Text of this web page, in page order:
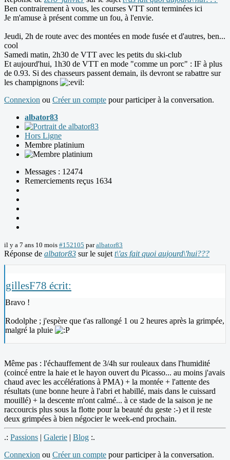
Ben contrairement à vous, les courses VTT sont terminées ici
Je m'amuse à présent comme un fou, à l'envie.
Jeudi, 2h de route avec des montées en mode fusée et d'autres, ben...
cool
Samedi matin, 2h30 de VTT avec les petits du ski-club
Et aujourd'hui, 1h30 de VTT en mode "comme un porc" : IF à plus
de 0.93. Si des chasseurs passent demain, ils devront se rabattre sur
les champignons
Connexion ou Créer un compte pour participer à la conversation.
albator83
Hors Ligne
Membre platinium
Messages : 12474
Remerciements reçus 1634
il y a 7 ans 10 mois #152105 paralbator83
Réponse de albator83 sur le sujet t\'as fait quoi aujourd\'hui???
gillesF78 écrit:
Bravo !
Rodolphe ; j'espère que t'as rallongé 1 ou 2 heures après la grimpée,
malgré la pluie
Même pas : l'échauffement de 3/4h sur rouleaux dans l'humidité
(coincé entre la haie et le hayon ouvert du Picasso... au moins j'avais
chaud avec les accélérations à PMA) + la montée + l'attente des
résultats (une bonne heure à l'abri et habillé, mais dans le cuissard
mouillé) + la descente m'ont calmé... à ce stade de la saison je ne
raccourcis plus sous la flotte pour la beauté du geste :-) et il reste
deux grimpées à bien négocier le week-end prochain.
.: Passions | Galerie | Blog :.
Connexion ou Créer un compte pour participer à la conversation.